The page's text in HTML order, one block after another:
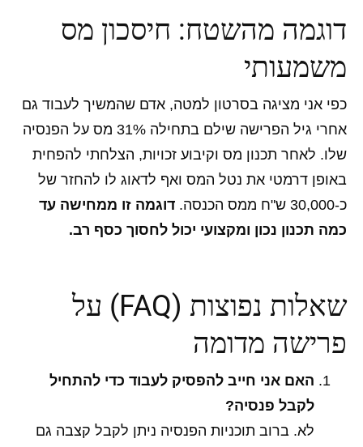
דוגמה מהשטח: חיסכון מס
משמעותי
כפי אני מציגה בסרטון למטה, אדם שהמשיך לעבוד גם
אחרי גיל הפרישה שילם בתחילה 31% מס על הפנסיה
שלו. לאחר תכנון מס וקיבוע זכויות, הצלחתי להפחית
באופן דרמטי את נטל המס ואף לדאוג לו להחזר של
כ-30,000 ש"ח ממס הכנסה.
דוגמה זו ממחישה עד
כמה תכנון נכון ומקצועי יכול לחסוך כסף רב.
שאלות נפוצות (FAQ) על
פרישה מדומה
האם אני חייב להפסיק לעבוד כדי להתחיל
לקבל פנסיה?
לא. ברוב תוכניות הפנסיה ניתן לקבל קצבה גם